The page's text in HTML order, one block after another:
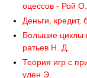
оцессов - Рой
Деньги,
Большие циклы
ратьев Н. Д.
Теория игр с
улен Э.